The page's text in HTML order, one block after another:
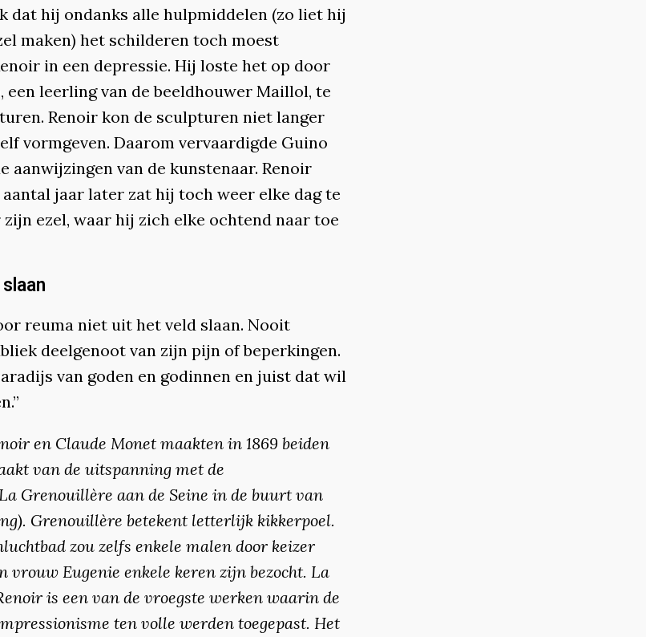
dat hij ondanks alle hulpmiddelen (zo liet hij
maken) het schilderen toch moest
in een depressie. Hij loste het op door
een leerling van de beeldhouwer Maillol, te
Renoir kon de sculpturen niet langer
vormgeven. Daarom vervaardigde Guino
aanwijzingen van de kunstenaar. Renoir
jaar later zat hij toch weer elke dag te
ezel, waar hij zich elke ochtend naar toe
reuma niet uit het veld slaan. Nooit
deelgenoot van zijn pijn of beperkingen.
van goden en godinnen en juist dat wil
en Claude Monet maakten in 1869 beiden
van de uitspanning met de
Grenouillère aan de Seine in de buurt van
Grenouillère betekent letterlijk kikkerpoel.
zou zelfs enkele malen door keizer
vrouw Eugenie enkele keren zijn bezocht. La
is een van de vroegste werken waarin de
ten volle werden toegepast. Het